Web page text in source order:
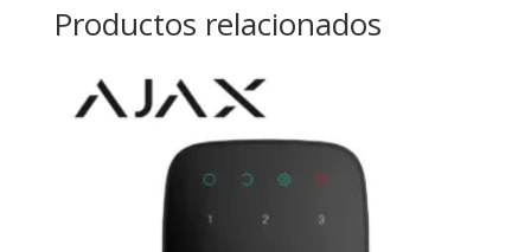
Productos relacionados